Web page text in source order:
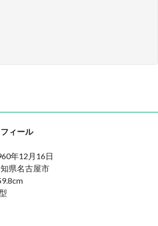
ィール
年12月16日
県名古屋市